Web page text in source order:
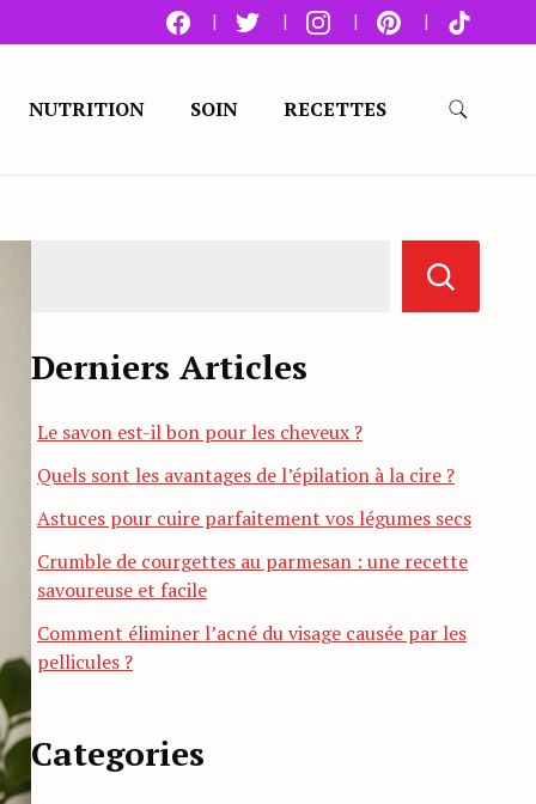
NUTRITION SOIN RECETTES
Derniers Articles
Le savon est-il bon pour les cheveux ?
Quels sont les avantages de l’épilation à la cire ?
Astuces pour cuire parfaitement vos légumes secs
Crumble de courgettes au parmesan : une recette
savoureuse et facile
Comment éliminer l’acné du visage causée par les
pellicules ?
Categories